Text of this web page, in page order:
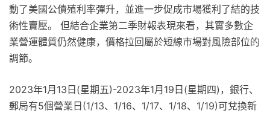
動了美國公債殖利率彈升，並進一步促成市場獲利了結的技
術性賣壓。 但結合企業第二季財報表現來看，其實多數企
業營運體質仍然健康，價格拉回屬於短線市場對風險部位的
調節。
2023年1月13日(星期五)-2023年1月19日(星期四)，銀行、
郵局有5個營業日(1/13、1/16、1/17、1/18、1/19)可兌換新